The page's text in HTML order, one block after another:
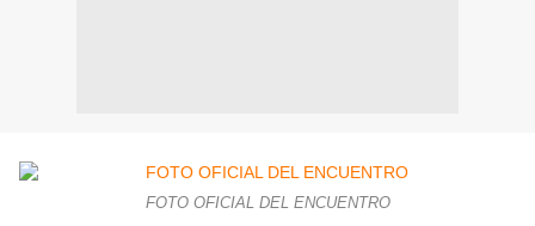
FOTO OFICIAL DEL ENCUENTRO